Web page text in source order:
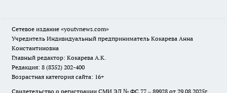
Сетевое издание «youtvnews.com»
Учредитель Индивидуальный предприниматель Кокарева Анна
Константиновна
Главный редактор: Кокарева А.К.
Редакция: 8 (8352) 202-400
Возрастная категория сайта: 16+
Свидетельство о регистрации СМИ ЭЛ № ФС 77 – 89928 от 29.08.2025г.